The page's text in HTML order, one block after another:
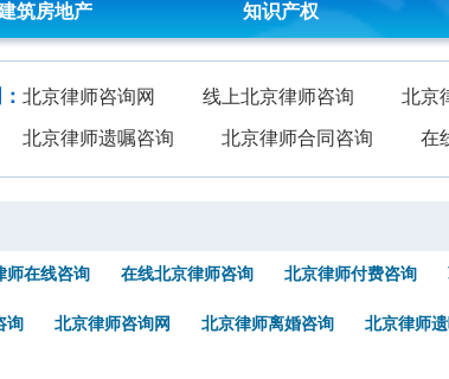
筑房地产 知识产权
北京律师咨询网 线上北京律师咨询 北京
北京律师遗嘱咨询 北京律师合同咨询 在
师在线咨询 在线北京律师咨询 北京律师付费咨询
询 北京律师咨询网 北京律师离婚咨询 北京律师